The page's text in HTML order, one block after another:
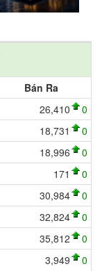
Bán Ra
26,410 0
18,731 0
18,996 0
171 0
30,984 0
32,824 0
35,812 0
3,949 0